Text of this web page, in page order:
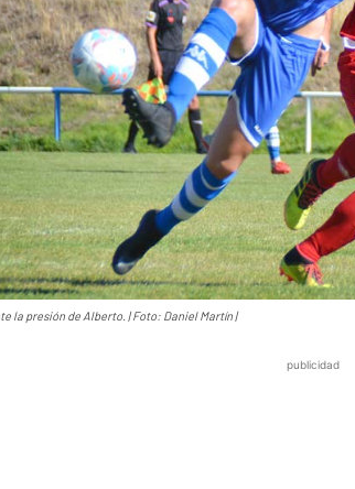
la presión de Alberto. | Foto: Daniel Martín |
publicidad